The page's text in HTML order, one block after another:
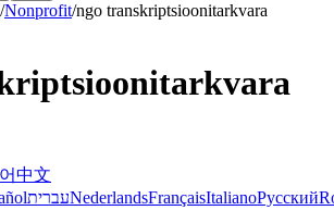
/Nonprofit/ngo transkriptsioonitarkvara
中文
עבריתNederlandsFrançaisItalianoРусский